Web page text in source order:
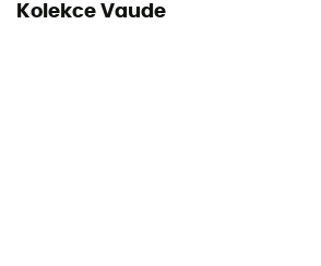
Kolekce Vaude